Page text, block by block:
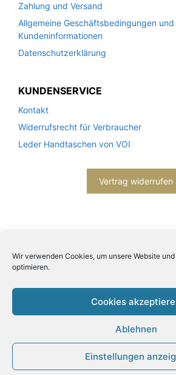
Wir verwenden Cookies, um unsere Website
optimieren.
Cookies
Ablehnen
Einstellungen
Zahlung und Versand
Allgemeine Geschäftsbedingungen und
Kundeninformationen
Datenschutzerklärung
KUNDENSERVICE
Kontakt
Widerrufsrecht für Verbraucher
Leder Handtaschen von VOI
Vertrag widerrufen
2026© Engels mode schmuck -
Impressum- Bitte beachten
Produkt zum Warenkorb hinzugefügt.